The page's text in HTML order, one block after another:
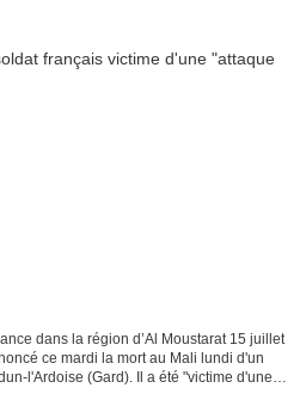
dans la région d’Al Moustarat 15 juillet
ce mardi la mort au Mali lundi d'un
l'Ardoise (Gard). Il a été "victime d'une